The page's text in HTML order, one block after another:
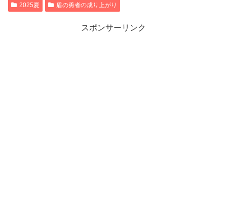
2025夏 盾の勇者の成り上がり
スポンサーリンク